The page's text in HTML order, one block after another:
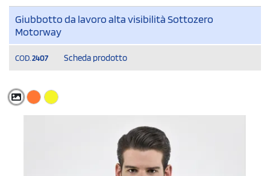
Giubbotto da lavoro alta visibilità Sottozero
Motorway
COD. 2407 Scheda prodotto